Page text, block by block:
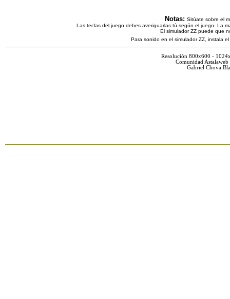
Notas: Sitúate sobre el
Las teclas del juego debes averiguarlas tú según el juego. La
El simulador ZZ puede que
Para sonido en el simulador ZZ, instala
Resolución 800x600 -
Comunidad
Gabriel Chova